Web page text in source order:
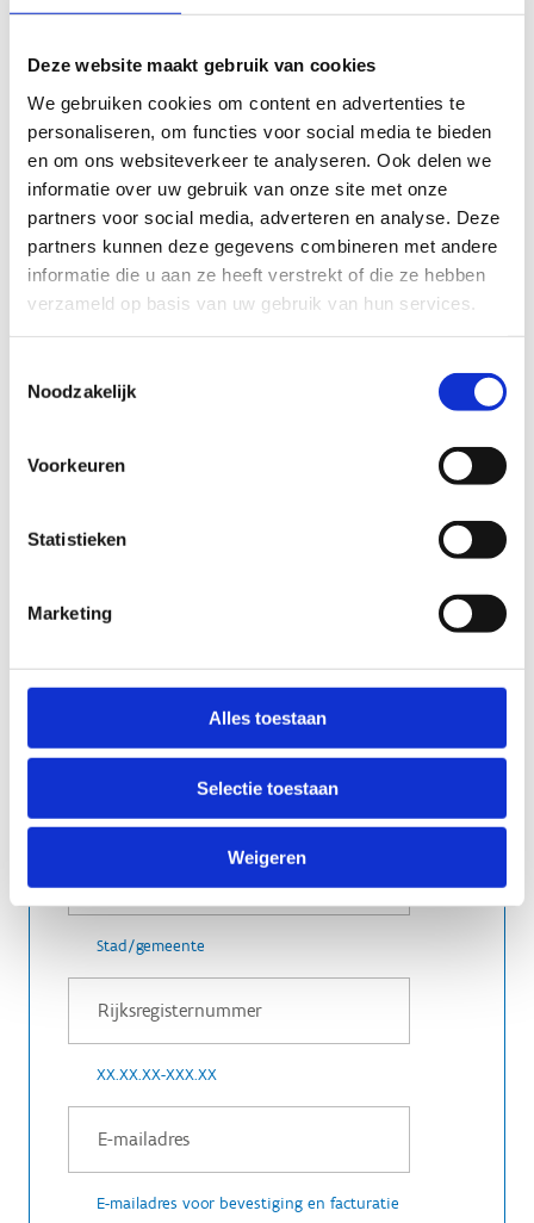
Deze website maakt gebruik van cookies
We gebruiken cookies om content en advertenties te
personaliseren, om functies voor social media te bieden
en om ons websiteverkeer te analyseren. Ook delen we
informatie over uw gebruik van onze site met onze
partners voor social media, adverteren en analyse. Deze
partners kunnen deze gegevens combineren met andere
informatie die u aan ze heeft verstrekt of die ze hebben
verzameld op basis van uw gebruik van hun services.
Noodzakelijk
Voorkeuren
Statistieken
Marketing
Alles toestaan
Selectie toestaan
Weigeren
Vul hier je bezorgdheden in m.b.t. allergieën,
Gegevens
Naam voor de facturatie
Huisnummer + bus
Postcode
Stad/gemeente
XX.XX.XX-XXX.XX
E-mailadres voor bevestiging en facturatie